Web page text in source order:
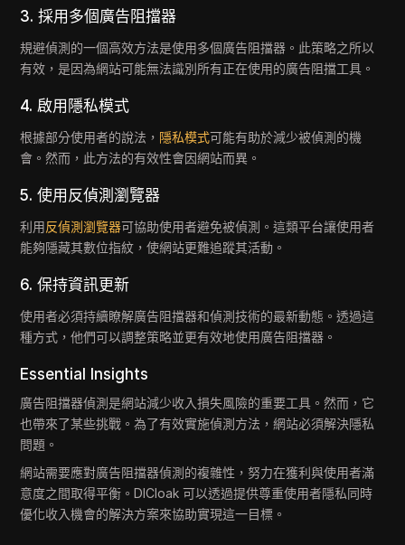
3. 採用多個廣告阻擋器
規避偵測的一個高效方法是使用多個廣告阻擋器。此策略之所以
有效，是因為網站可能無法識別所有正在使用的廣告阻擋工具。
4. 啟用隱私模式
根據部分使用者的說法， 隱私模式可能有助於減少被偵測的機
會。然而，此方法的有效性會因網站而異。
5. 使用反偵測瀏覽器
利用反偵測瀏覽器可協助使用者避免被偵測。這類平台讓使用者
能夠隱藏其數位指紋，使網站更難追蹤其活動。
6. 保持資訊更新
使用者必須持續瞭解廣告阻擋器和偵測技術的最新動態。透過這
種方式，他們可以調整策略並更有效地使用廣告阻擋器。
Essential Insights
廣告阻擋器偵測是網站減少收入損失風險的重要工具。然而，它
也帶來了某些挑戰。為了有效實施偵測方法，網站必須解決隱私
問題。
網站需要應對廣告阻擋器偵測的複雜性，努力在獲利與使用者滿
意度之間取得平衡。DICloak 可以透過提供尊重使用者隱私同時
優化收入機會的解決方案來協助實現這一目標。